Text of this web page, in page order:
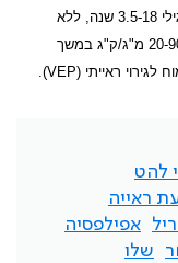
בתרופה בילדים. במאמר זה מדווח על 24 ילדים בגילי 3.5-18 שנה, ללא
תסמינים בדרכי הראייה, שטופלו בוויגבטרין במינון 20-90 מ"ג/ק"ג במשך
VEP
).
להט
ראייה
אפילפסיה
שלו